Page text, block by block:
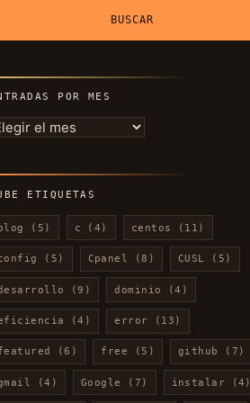
POR MES
ETIQUETAS
blog (5) c (4) centos (11)
(5) Cpanel (8) CUSL (5)
(9) dominio (4)
(4) error (13)
(6) free (5) github (7)
(4) Google (7) instalar (4)